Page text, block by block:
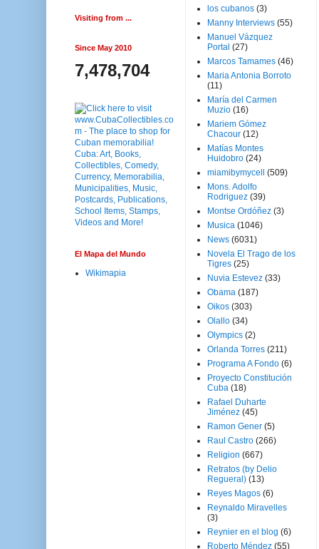
Visiting from ...
Since May 2010
7,478,704
El Mapa del Mundo
Wikimapia
los cubanos (3)
Manny Interviews (55)
Manuel Vázquez
Portal (27)
Marcos Tamames (46)
Maria Antonia Borroto
(11)
María del Carmen
Muzio (16)
Mariem Gómez
Chacour (12)
Matías Montes
Huidobro (24)
miamibymycell
(509)
Mons. Adolfo
Rodriguez (39)
Montse Ordóñez (3)
Musica (1046)
News (6031)
Novela El Trago de los
Tigres (25)
Nuvia Estevez (33)
Obama (187)
Oikos (303)
Olallo (34)
Olympics (2)
Orlanda Torres (211)
Programa A Fondo (6)
Proyecto Constitución
Cuba (18)
Rafael Duharte
Jiménez (45)
Ramon Gener (5)
Raul Castro (266)
Religion (667)
Retratos (by Delio
Regueral) (13)
Reyes Magos (6)
Reynaldo Miravelles
(3)
Reynier en el blog (6)
Roberto Méndez (55)